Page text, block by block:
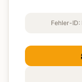
Fehler-ID: